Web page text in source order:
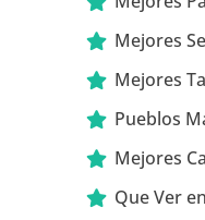
Mejores
Mejores
Pueblos
Mejores
Que Ver